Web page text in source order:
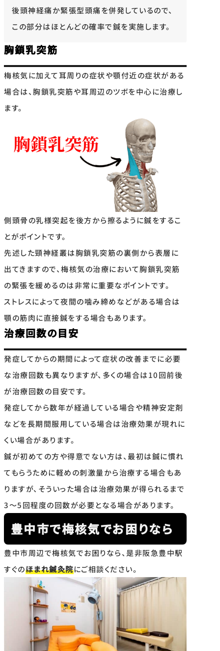
後頭神経痛か緊張型頭痛を併発しているので、
この部分はほとんどの確率で鍼を実施します。
胸鎖乳突筋
梅核気に加えて耳周りの症状や顎付近の症状がある
場合は、胸鎖乳突筋や耳周辺のツボを中心に治療し
ます。
側頭骨の乳様突起を後方から擦るように鍼をするこ
とがポイントです。
先述した頸神経叢は胸鎖乳突筋の裏側から表層に
出てきますので、梅核気の治療において胸鎖乳突筋
の緊張を緩めるのは非常に重要なポイントです。
ストレスによって夜間の噛み締めなどがある場合は
顎の筋肉に直接鍼をする場合もあります。
治療回数の目安
発症してからの期間によって症状の改善までに必要
な治療回数も異なりますが、多くの場合は10回前後
が治療回数の目安です。
発症してから数年が経過している場合や精神安定剤
などを長期間服用している場合は治療効果が現れに
くい場合があります。
鍼が初めての方や得意でない方は、最初は鍼に慣れ
てもらうために軽めの刺激量から治療する場合もあ
りますが、そういった場合は治療効果が得られるまで
3〜5回程度の回数が必要となる場合があります。
豊中市で梅核気でお困りなら
豊中市周辺で梅核気でお困りなら、是非阪急豊中駅
すぐのほまれ鍼灸院にご相談ください。